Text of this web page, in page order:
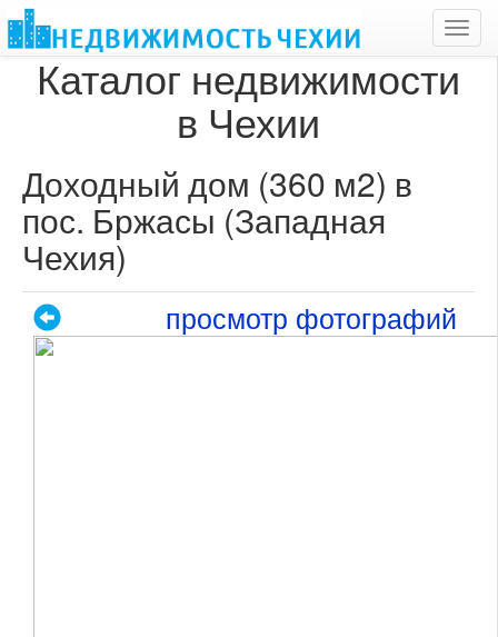
Каталог недвижимости
в Чехии
Доходный дом (360 м2) в
пос. Бржасы (Западная
Чехия)
просмотр фотографий